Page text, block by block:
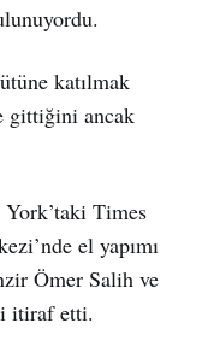
katılmak
gittiğini ancak
York’taki Times
el yapımı
Ömer Salih ve
itiraf etti.